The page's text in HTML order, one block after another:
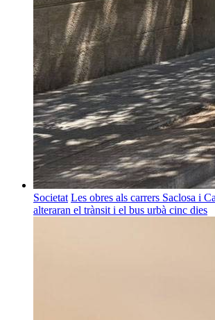
Societat Les obres als carrers Saclosa i
alteraran el trànsit i el bus urbà cinc dies